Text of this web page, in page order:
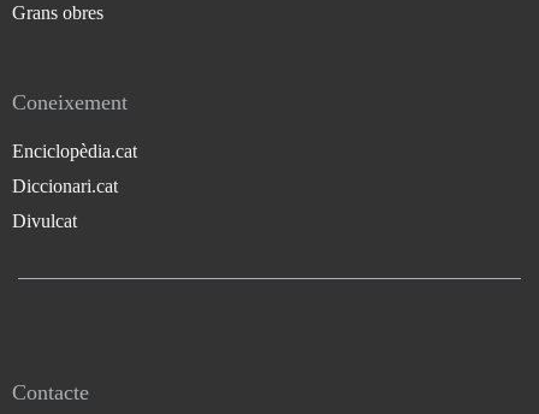
Grans obres
Coneixement
Enciclopèdia.cat
Diccionari.cat
Divulcat
Contacte